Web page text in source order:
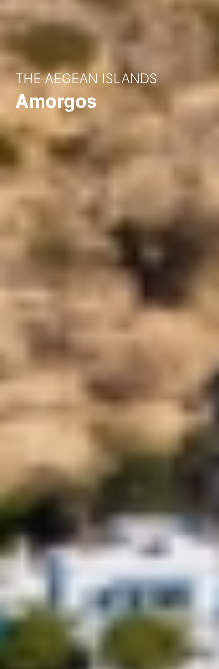
THE AEGEAN ISLANDS
Amorgos